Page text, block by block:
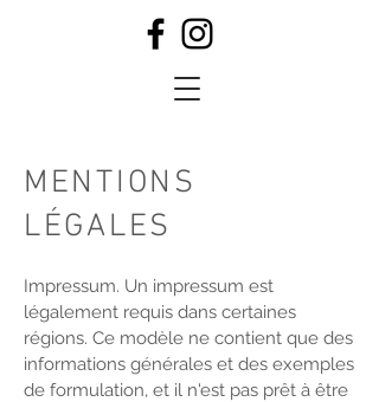
MENTIONS
LÉGALES
Impressum. Un impressum est
légalement requis dans certaines
régions. Ce modèle ne contient que des
informations générales et des exemples
de formulation, et il n'est pas prêt à être